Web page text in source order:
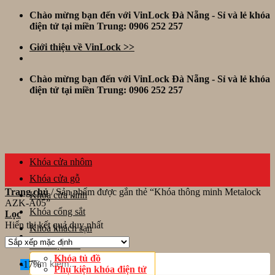
Skip
Chào mừng bạn đến với VinLock Đà Nẵng - Sỉ và lẻ khóa
điện tử tại miền Trung: 0906 252 257
Giới thiệu về VinLock >>
Chào mừng bạn đến với VinLock Đà Nẵng - Sỉ và lẻ khóa
điện tử tại miền Trung: 0906 252 257
Tìm
kiếm:
Khóa cửa nhôm
Khóa cửa gỗ
Khóa cửa kính
Khóa cổng sắt
Khóa khách sạn
Thiết bị khác
Khóa tủ đồ
Phụ kiện khóa điện tử
Trang chủ /Sản phẩm được gắn thẻ “Khóa thông minh Metalock
AZK-A05”
Lọc
Hiển thị kết quả duy nhất
-17%